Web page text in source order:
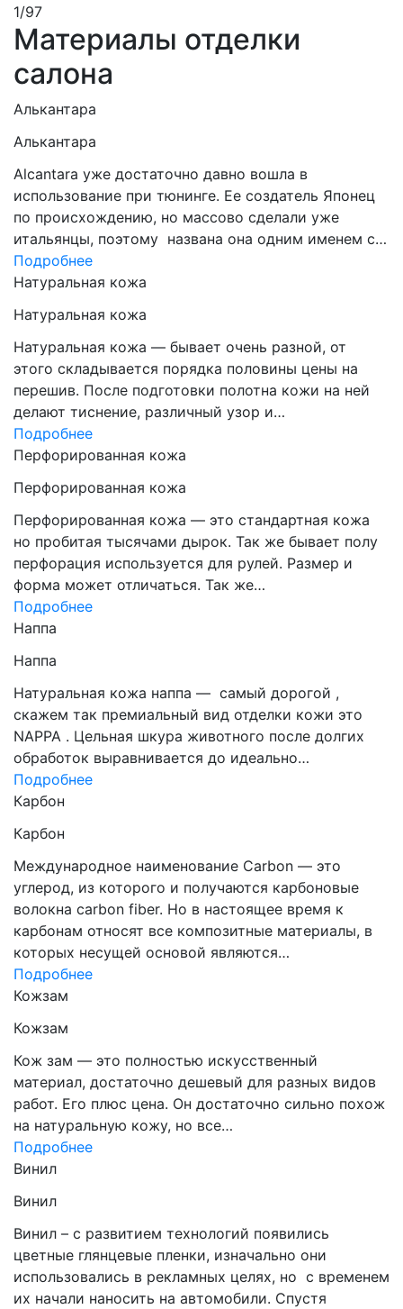
1/97
Материалы отделки
салона
Алькантара
Алькантара
Alcantara уже достаточно давно вошла в
использование при тюнинге. Ее создатель Японец
по происхождению, но массово сделали уже
итальянцы, поэтому названа она одним именем с…
Подробнее
Натуральная кожа
Натуральная кожа
Натуральная кожа — бывает очень разной, от
этого складывается порядка половины цены на
перешив. После подготовки полотна кожи на ней
делают тиснение, различный узор и…
Подробнее
Перфорированная кожа
Перфорированная кожа
Перфорированная кожа — это стандартная кожа
но пробитая тысячами дырок. Так же бывает полу
перфорация используется для рулей. Размер и
форма может отличаться. Так же…
Подробнее
Наппа
Наппа
Натуральная кожа наппа — самый дорогой ,
скажем так премиальный вид отделки кожи это
NAPPA . Цельная шкура животного после долгих
обработок выравнивается до идеально…
Подробнее
Карбон
Карбон
Международное наименование Carbon — это
углерод, из которого и получаются карбоновые
волокна carbon fiber. Но в настоящее время к
карбонам относят все композитные материалы, в
которых несущей основой являются…
Подробнее
Кожзам
Кожзам
Кож зам — это полностью искусственный
материал, достаточно дешевый для разных видов
работ. Его плюс цена. Он достаточно сильно похож
на натуральную кожу, но все…
Подробнее
Винил
Винил
Винил – с развитием технологий появились
цветные глянцевые пленки, изначально они
использовались в рекламных целях, но с временем
их начали наносить на автомобили. Спустя